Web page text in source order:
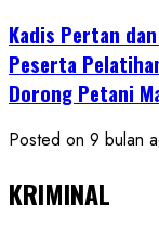
Kadis Pertan
Peserta
Dorong Petani
Posted on 9 bulan
KRIMINAL